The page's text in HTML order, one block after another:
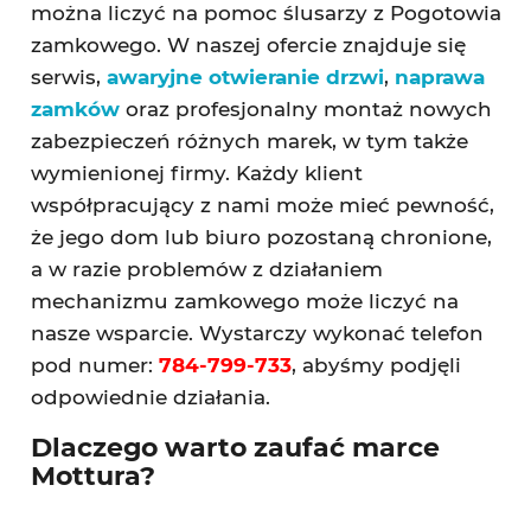
można liczyć na pomoc ślusarzy z Pogotowia
zamkowego. W naszej ofercie znajduje się
serwis, awaryjne otwieranie drzwi, naprawa
zamkóworaz profesjonalny montaż nowych
zabezpieczeń różnych marek, w tym także
wymienionej firmy. Każdy klient
współpracujący z nami może mieć pewność,
że jego dom lub biuro pozostaną chronione,
a w razie problemów z działaniem
mechanizmu zamkowego może liczyć na
nasze wsparcie. Wystarczy wykonać telefon
pod numer: 784-799-733, abyśmy podjęli
odpowiednie działania.
Dlaczego warto zaufać marce
Mottura?